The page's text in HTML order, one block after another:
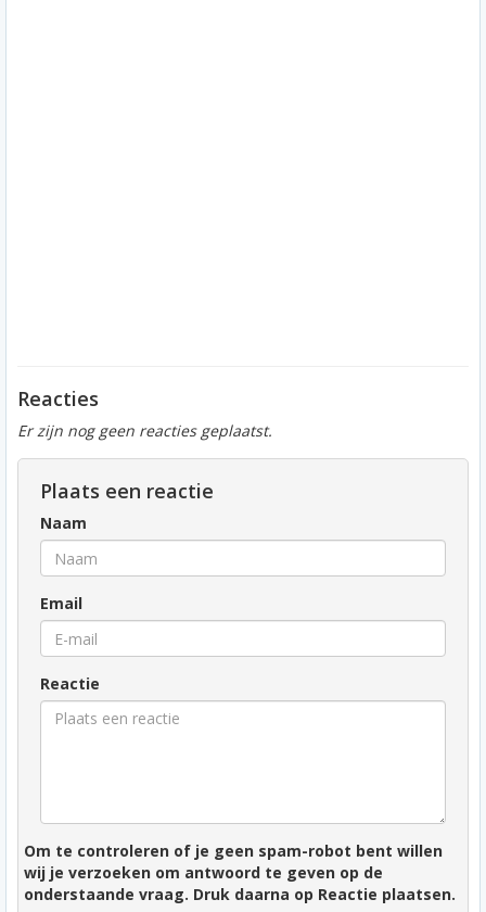
Reacties
Er zijn nog geen reacties geplaatst.
Plaats een reactie
Naam
Email
Reactie
Om te controleren of je geen spam-robot bent willen
wij je verzoeken om antwoord te geven op de
onderstaande vraag. Druk daarna op Reactie plaatsen.